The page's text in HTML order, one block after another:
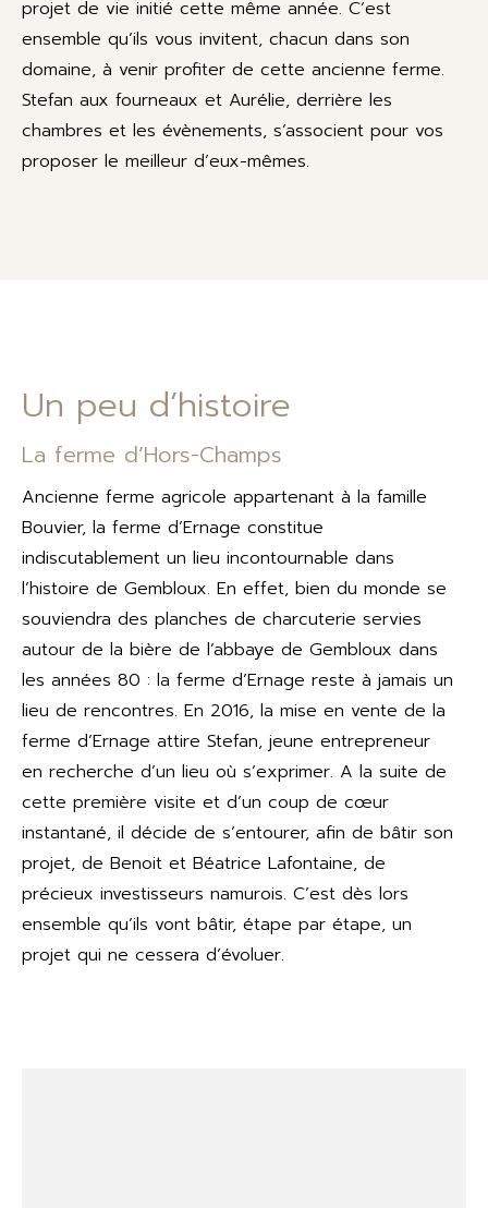
projet de vie initié cette même année. C’est
ensemble qu’ils vous invitent, chacun dans son
domaine, à venir profiter de cette ancienne ferme.
Stefan aux fourneaux et Aurélie, derrière les
chambres et les évènements, s’associent pour vos
proposer le meilleur d’eux-mêmes.
Un peu d’histoire
La ferme d’Hors-Champs
Ancienne ferme agricole appartenant à la famille
Bouvier, la ferme d’Ernage constitue
indiscutablement un lieu incontournable dans
l’histoire de Gembloux. En effet, bien du monde se
souviendra des planches de charcuterie servies
autour de la bière de l’abbaye de Gembloux dans
les années 80 : la ferme d’Ernage reste à jamais un
lieu de rencontres. En 2016, la mise en vente de la
ferme d’Ernage attire Stefan, jeune entrepreneur
en recherche d’un lieu où s’exprimer. A la suite de
cette première visite et d’un coup de cœur
instantané, il décide de s’entourer, afin de bâtir son
projet, de Benoit et Béatrice Lafontaine, de
précieux investisseurs namurois. C’est dès lors
ensemble qu’ils vont bâtir, étape par étape, un
projet qui ne cessera d’évoluer.